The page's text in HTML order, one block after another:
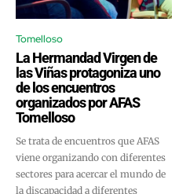
Tomelloso
La Hermandad Virgen de
las Viñas protagoniza uno
de los encuentros
organizados por AFAS
Tomelloso
Se trata de encuentros que AFAS
viene organizando con diferentes
sectores para acercar el mundo de
la discapacidad a diferentes